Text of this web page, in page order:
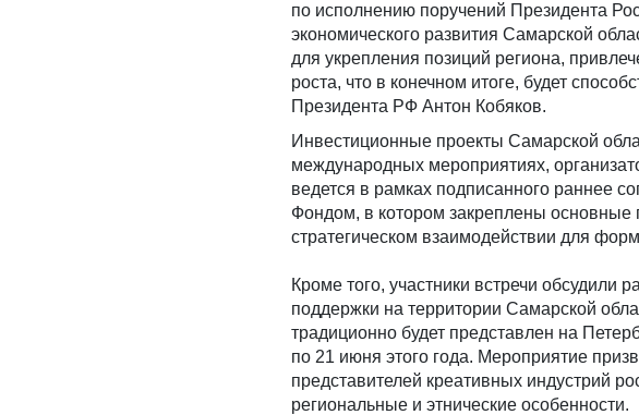
по исполнению поручений Президента
экономического развития Самарской
для укрепления позиций региона,
роста, что в конечном итоге, будет
Президента РФ Антон Кобяков.
Инвестиционные проекты Самарской
международных мероприятиях,
ведется в рамках подписанного раннее
Фондом, в котором закреплены
стратегическом взаимодействии для
Кроме того, участники встречи обсудили
поддержки на территории Самарской
традиционно будет представлен на
по 21 июня этого года. Мероприятие
представителей креативных индустрий
региональные и этнические особенности.